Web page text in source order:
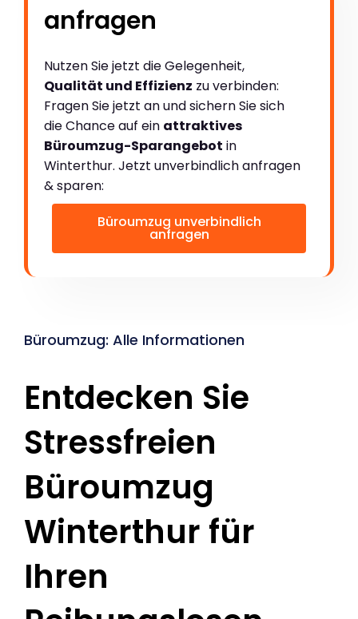
anfragen
Nutzen Sie jetzt die Gelegenheit,
Qualität und Effizienz zu verbinden:
Fragen Sie jetzt an und sichern Sie sich
die Chance auf ein attraktives
Büroumzug-Sparangebot in
Winterthur. Jetzt unverbindlich anfragen
& sparen:
Büroumzug unverbindlich
anfragen
Büroumzug: Alle Informationen
Entdecken Sie
Stressfreien
Büroumzug
Winterthur für
Ihren